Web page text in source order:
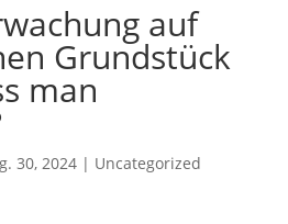
auf
Grundstück
man
30, 2024| Uncategorized